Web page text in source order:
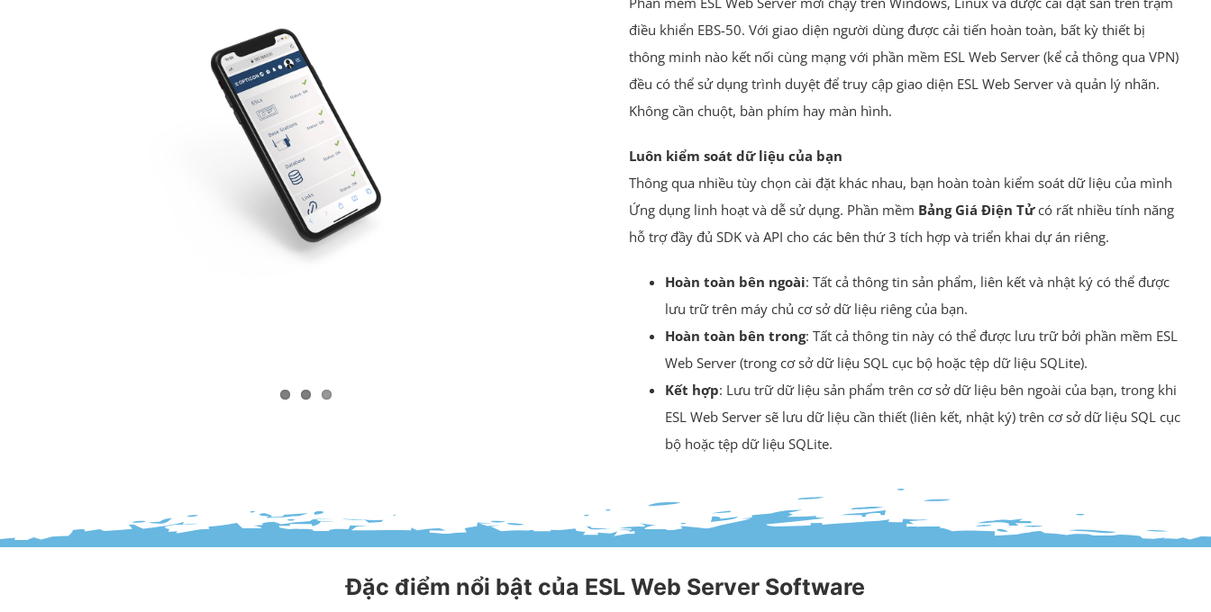
điều khiển EBS-50. Với giao diện người dùng được cải tiến hoàn toàn, bất kỳ thiết bị
thông minh nào kết nối cùng mạng với phần mềm ESL Web Server (kể cả thông qua VPN)
đều có thể sử dụng trình duyệt để truy cập giao diện ESL Web Server và quản lý nhãn.
Không cần chuột, bàn phím hay màn hình.
Luôn kiểm soát dữ liệu của bạn
Thông qua nhiều tùy chọn cài đặt khác nhau, bạn hoàn toàn kiểm soát dữ liệu của mình
Ứng dụng linh hoạt và dễ sử dụng. Phần mềm Bảng Giá Điện Tửcó rất nhiều tính năng
hỗ trợ đầy đủ SDK và API cho các bên thứ 3 tích hợp và triển khai dự án riêng.
Hoàn toàn bên ngoài: Tất cả thông tin sản phẩm, liên kết và nhật ký có thể được
lưu trữ trên máy chủ cơ sở dữ liệu riêng của bạn.
Hoàn toàn bên trong: Tất cả thông tin này có thể được lưu trữ bởi phần mềm ESL
Web Server (trong cơ sở dữ liệu SQL cục bộ hoặc tệp dữ liệu SQLite).
Kết hợp: Lưu trữ dữ liệu sản phẩm trên cơ sở dữ liệu bên ngoài của bạn, trong khi
ESL Web Server sẽ lưu dữ liệu cần thiết (liên kết, nhật ký) trên cơ sở dữ liệu SQL cục
bộ hoặc tệp dữ liệu SQLite.
Đặc điểm nổi bật của ESL Web Server Software